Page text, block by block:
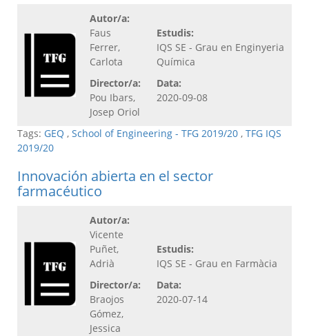
Autor/a:
Faus
Ferrer,
Carlota
Director/a:
Pou Ibars,
Josep Oriol
Estudis:
IQS SE - Grau en Enginyeria
Química
Data:
2020-09-08
Tags: GEQ , School of Engineering - TFG 2019/20 , TFG IQS
2019/20
Innovación abierta en el sector
farmacéutico
Autor/a:
Vicente
Puñet,
Adrià
Director/a:
Braojos
Gómez,
Jessica
Estudis:
IQS SE - Grau en Farmàcia
Data:
2020-07-14